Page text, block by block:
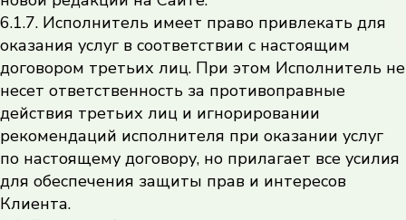
6.1.7. Исполнитель имеет право привлекать для
оказания услуг в соответствии с настоящим
договором третьих лиц. При этом Исполнитель не
несет ответственность за противоправные
действия третьих лиц и игнорировании
рекомендаций исполнителя при оказании услуг
по настоящему договору, но прилагает все усилия
для обеспечения защиты прав и интересов
Клиента.